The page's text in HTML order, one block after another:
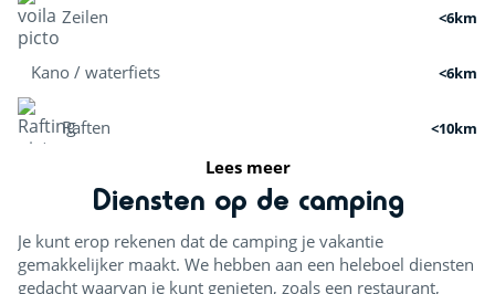
Zeilen <6km
Kano / waterfiets <6km
Raften <10km
Boottocht
Kitesurfen <6km
Lees meer
Diensten op de camping
Je kunt erop rekenen dat de camping je vakantie
gemakkelijker maakt. We hebben aan een heleboel diensten
gedacht waarvan je kunt genieten, zoals een restaurant,